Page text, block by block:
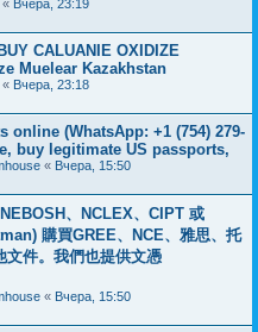
« Вчера, 23:19
CALUANIE OXIDIZE
Muelear Kazakhstan
« Вчера, 23:18
online (WhatsApp: +1 (754) 279-
buy legitimate US passports,
« Вчера, 15:50
、NCLEX、CIPT 或
購買GREE、NCE、雅思、托
文件。我們也提供文憑
« Вчера, 15:50